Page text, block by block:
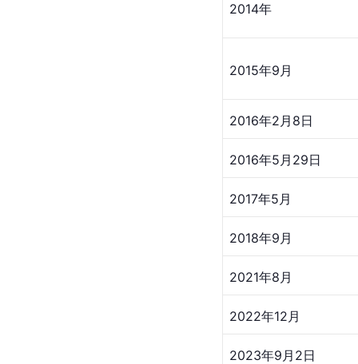
2014年
2015年9月
2016年2月8日
2016年5月29日
2017年5月
2018年9月
2021年8月
2022年12月
2023年9月2日